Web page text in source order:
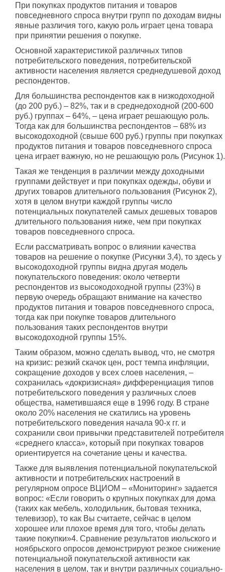
При покупках продуктов питания и товаров
повседневного спроса внутри групп по доходам видны
явные различия того, какую роль играет цена товара
при принятии решения о покупке.
Основной характеристикой различных типов
потребительского поведения, потребительской
активности населения является среднедушевой доход
респондентов.
Для большинства респондентов как в низкодоходной
(до 200 руб.) – 82%, так и в среднедоходной (200-600
руб.) группах – 64%, – цена играет решающую роль.
Тогда как для большинства респондентов – 68% из
высокодоходной (свыше 600 руб.) группы при покупках
продуктов питания и товаров повседневного спроса
цена играет важную, но не решающую роль (Рисунок 1).
Такая же тенденция в различии между доходными
группами действует и при покупках одежды, обуви и
других товаров длительного пользования (Рисунок 2),
хотя в целом внутри каждой группы число
потенциальных покупателей самых дешевых товаров
длительного пользования ниже, чем при покупках
товаров повседневного спроса.
Если рассматривать вопрос о влиянии качества
товаров на решение о покупке (Рисунки 3,4), то здесь у
высокодоходной группы видна другая модель
покупательского поведения: около четверти
респондентов из высокодоходной группы (23%) в
первую очередь обращают внимание на качество
продуктов питания и товаров повседневного спроса,
тогда как при покупке товаров длительного
пользования таких респондентов внутри
высокодоходной группы 15%.
Таким образом, можно сделать вывод, что, не смотря
на кризис: резкий скачок цен, рост темпа инфляции,
сокращение доходов у всех слоев населения, –
сохранилась «докризисная» дифференциация типов
потребительского поведения у различных слоев
общества, наметившаяся еще в 1996 году. В стране
около 20% населения не скатились на уровень
потребительского поведения начала 90-х гг. и
сохранили свои привычки представителей потребителя
«среднего класса», который при покупках товаров
ориентируется на сочетание цены и качества.
Также для выявления потенциальной покупательской
активности и потребительских настроений в
регулярном опросе ВЦИОМ – «Мониторинг» задается
вопрос: «Если говорить о крупных покупках для дома
(таких как мебель, холодильник, бытовая техника,
телевизор), то как Вы считаете, сейчас в целом
хорошее или плохое время для того, чтобы делать
такие покупки»4. Сравнение результатов июльского и
ноябрьского опросов демонстрируют резкое снижение
потенциальной покупательской активности как
населения в целом, так и внутри различных социально-